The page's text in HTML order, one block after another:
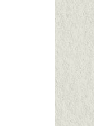
한 작가가
17. 캅카스
18. 무도회
19. 알료샤
20. 두 형
21. 코사크
부록 1. 톨
부록 2. 톨